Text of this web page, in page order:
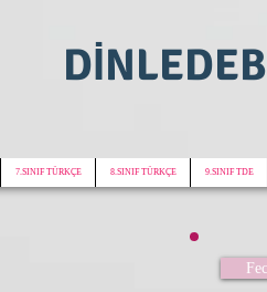
7.SINIF TÜRKÇE 8.SINIF TÜRKÇE 9.SINIF TDE